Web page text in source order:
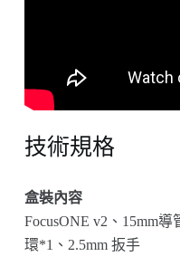
技術規格
盒裝內容
FocusONE v2、15mm
環*1、2.5mm 扳手